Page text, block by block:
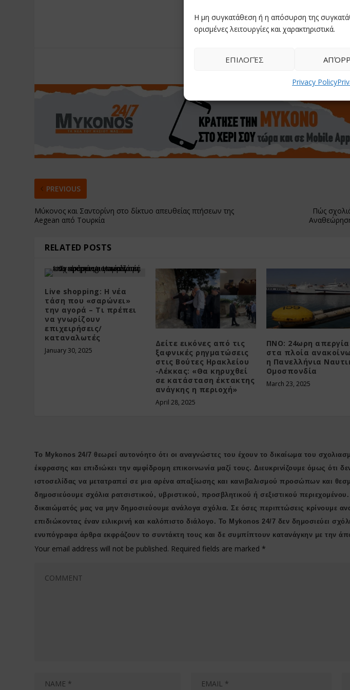
Η μη συγκατάθεση ή η απόσυρση της
ορισμένες λειτουργίες και χαρακτηριστικά.
ΕΠΙΛΟΓΈΣ
Privacy Policy
PREVIOUS
Μύκονος και Σαντορίνη στο δίκτυο απευθείας πτήσεων της
Aegean από Τουρκία
Πώς
Αναθεώρηση
RELATED POSTS
Live shopping: Η νέα
τάση που «σαρώνει»
την αγορά – Τι πρέπει
να γνωρίζουν
επιχειρήσεις/
καταναλωτές
January 30, 2025
Δείτε εικόνες από τις
ξαφνικές ρηγματώσεις
στις Βούτες Ηρακλείου
-Λέκκας: «Θα κηρυχθεί
σε κατάσταση έκτακτης
ανάγκης η περιοχή»
April 28, 2025
ΠΝΟ: 24ωρη απεργία
στα πλοία
η Πανελλήνια
Ομοσπονδία
March 23, 2025
Το Mykonos 24/7 θεωρεί αυτονόητο ότι οι αναγνώστες του έχουν το δικαίωμα του
έκφρασης και επιδιώκει την αμφίδρομη επικοινωνία μαζί τους. Διευκρινίζουμε όμως ότι
ιστοσελίδας να μετατραπεί σε μια αρένα απαξίωσης και κανιβαλισμού προσώπων και
δημοσιεύουμε σχόλια ρατσιστικού, υβριστικού, προσβλητικού ή σεξιστικού
δικαιώματός μας να μην δημοσιεύουμε ανάλογα σχόλια. Σε όσες περιπτώσεις κρίνουμε
επιδιώκοντας έναν ειλικρινή και καλόπιστο διάλογο. Το Μykonos 24/7 δεν δημοσιεύει
ενυπόγραφα άρθρα εκφράζουν το συντάκτη τους και δε συμπίπτουν κατανάγκην με την
Your email address will not be published. Required fields are marked *